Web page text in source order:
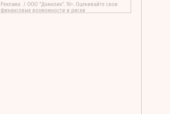
Реклама / ООО "Домклик". 16+. Оценивайте свои
финансовые возможности и риски